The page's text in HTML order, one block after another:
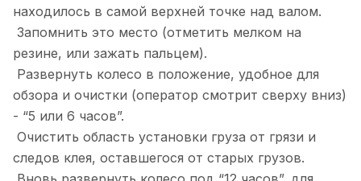
находилось в самой верхней точке над валом.
Запомнить это место (отметить мелком на
резине, или зажать пальцем).
Развернуть колесо в положение, удобное для
обзора и очистки (оператор смотрит сверху вниз)
- “5 или 6 часов”.
Очистить область установки груза от грязи и
следов клея, оставшегося от старых грузов.